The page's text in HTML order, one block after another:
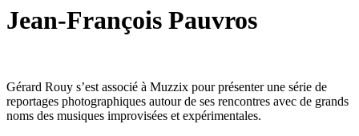
Jean-François Pauvros
Gérard Rouy s’est associé à Muzzix pour présenter une série de
reportages photographiques autour de ses rencontres avec de grands
noms des musiques improvisées et expérimentales.